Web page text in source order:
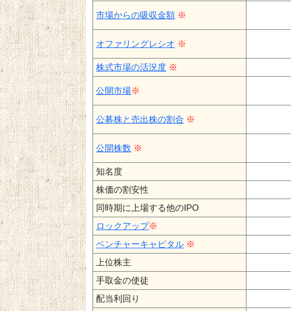
市場からの吸収金額 ※
オファリングレシオ ※
株式市場の活況度 ※
公開市場※
公募株と売出株の割合 ※
公開株数 ※
知名度
株価の割安性
同時期に上場する他のIPO
ロックアップ※
ベンチャーキャピタル ※
上位株主
手取金の使徒
配当利回り